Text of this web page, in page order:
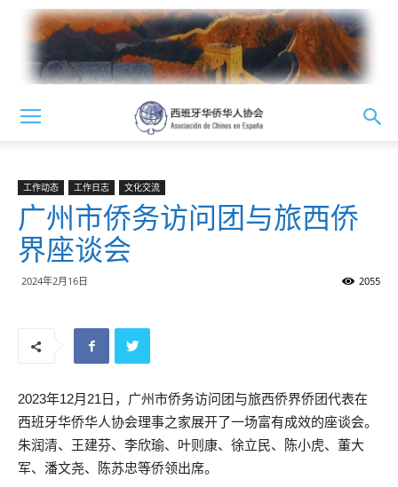
工作动态 工作日志 文化交流
广州市侨务访问团与旅西侨
界座谈会
2024年2月16日 2055
2023年12月21日，广州市侨务访问团与旅西侨界侨团代表在
西班牙华侨华人协会理事之家展开了一场富有成效的座谈会。
朱润清、王建芬、李欣瑜、叶则康、徐立民、陈小虎、董大
军、潘文尧、陈苏忠等侨领出席。